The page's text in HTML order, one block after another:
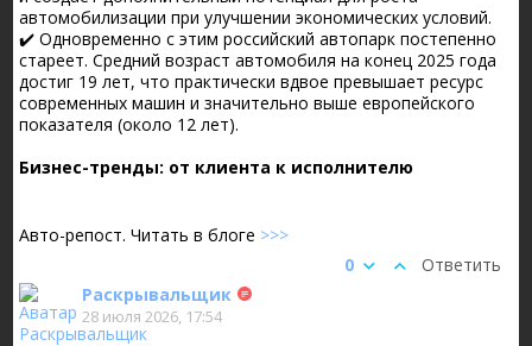
автомобилизации при улучшении экономических условий.
✔️ Одновременно с этим российский автопарк постепенно
стареет. Средний возраст автомобиля на конец 2025 года
достиг 19 лет, что практически вдвое превышает ресурс
современных машин и значительно выше европейского
показателя (около 12 лет).
Бизнес-тренды: от клиента к исполнителю
Авто-репост. Читать в блоге >>>
Ответить
0
Раскрывальщик
28 июля 2026, 17:54